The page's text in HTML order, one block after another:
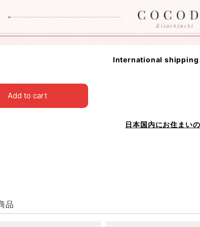
International shipping
Add to cart
日本国内にお住まい
品